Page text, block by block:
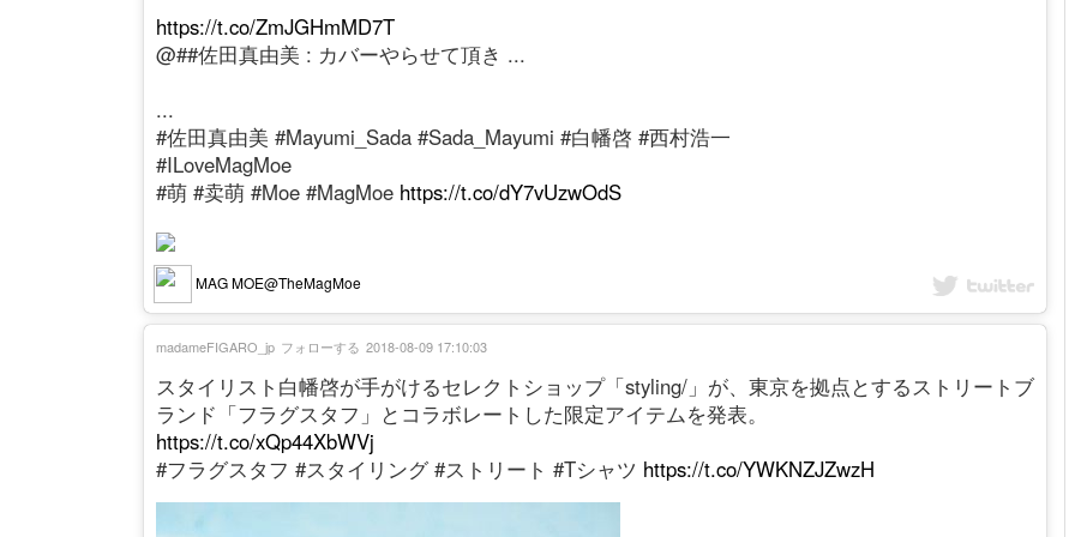
https://t.co/ZmJGHmMD7T
@##佐田真由美 : カバーやらせて頂き ...
...
#佐田真由美 #Mayumi_Sada #Sada_Mayumi #白幡啓 #西村浩一
#ILoveMagMoe
#萌 #卖萌 #Moe #MagMoe https://t.co/dY7vUzwOdS
MAG MOE@TheMagMoe
スタイリスト白幡啓が手がけるセレクトショップ「styling/」が、東京を拠点とするストリートブ
ランド「フラグスタフ」とコラボレートした限定アイテムを発表。
https://t.co/xQp44XbWVj
#フラグスタフ #スタイリング #ストリート #Tシャツ https://t.co/YWKNZJZwzH
madameFIGARO_jp フォローする 2018-08-09 17:10:03